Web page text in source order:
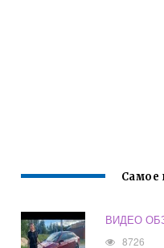
Самое
ВИДЕО
8726